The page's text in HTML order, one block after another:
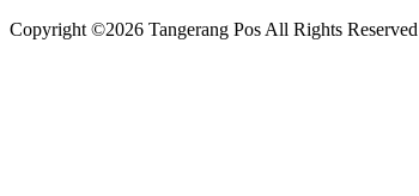
Copyright ©2026 Tangerang Pos All Rights Reserved